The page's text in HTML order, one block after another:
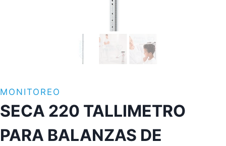
MONITOREO
SECA 220 TALLIMETRO
PARA BALANZAS DE